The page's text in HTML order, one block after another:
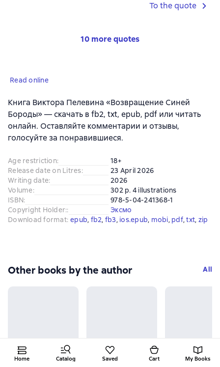
Home Catalog Saved Cart My Books
To the quote
10 more quotes
Read online
Книга Виктора Пелевина «Возвращение Синей
Бороды» — скачать в fb2, txt, epub, pdf или читать
онлайн. Оставляйте комментарии и отзывы,
голосуйте за понравившиеся.
Age restriction:
18+
Release date on Litres:
23 April 2026
Writing date:
2026
Volume:
302 p. 4 illustrations
ISBN:
978-5-04-241368-1
Copyright Holder::
Эксмо
Download format: epub, fb2, fb3, ios.epub, mobi, pdf, txt, zip
Other books by the author All